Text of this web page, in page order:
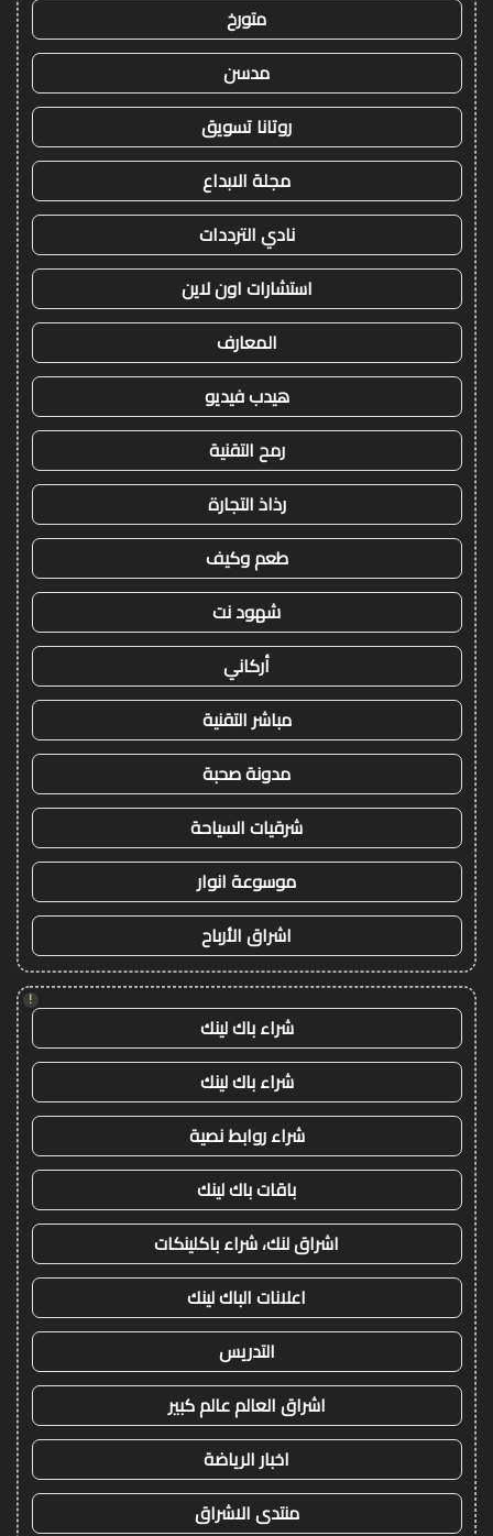
متورخ
مدسن
روتانا تسويق
مجلة الابداع
نادي الترددات
استشارات اون لاين
المعارف
هيدب فيديو
رمح التقنية
رذاذ التجارة
طعم وكيف
شهود نت
أركاني
مباشر التقنية
مدونة صحبة
شرقيات السياحة
موسوعة انوار
اشراق الأرباح
!
شراء باك لينك
شراء باك لينك
شراء روابط نصية
باقات باك لينك
اشراق لنك، شراء باكلينكات
اعلانات الباك لينك
التدريس
اشراق العالم عالم كبير
اخبار الرياضة
منتدى الاشراق